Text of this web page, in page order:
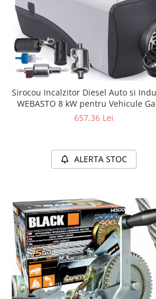
Sirocou Incalzitor Diesel Auto si
WEBASTO 8 kW pentru Vehicule
Camioane Ambarcatiuni si Spatii
657,36 Lei
ALERTA STOC